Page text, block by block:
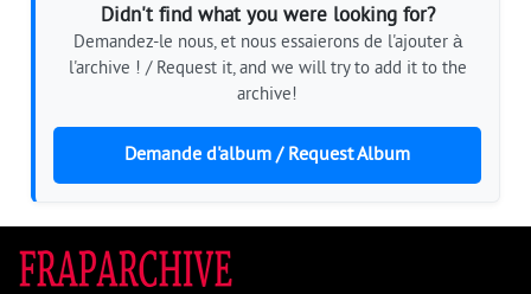
Didn't find what you were looking for?
Demandez-le nous, et nous essaierons de l'ajouter à
l'archive ! / Request it, and we will try to add it to the
archive!
Demande d'album / Request Album